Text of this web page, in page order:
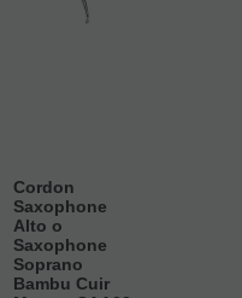
Cordon
Saxophone
Alto o
Saxophone
Soprano
Bambu Cuir